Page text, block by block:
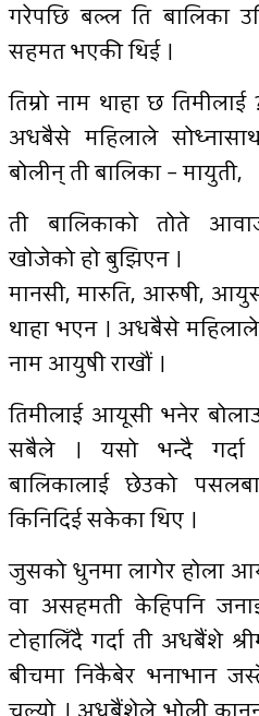
गरेपछि बल्ल ति बालिका
सहमत भएकी थिई ।
तिम्रो नाम थाहा छ
अधबैसे महिलाले
बोलीन् ती बालिका – मायुती,
ती बालिकाको तोते
खोजेको हो बुझिएन ।
मानसी, मारुति, आरुषी,
थाहा भएन । अधबैसे
नाम आयुषी राखौं ।
तिमीलाई आयूसी भनेर
सबैले । यसो भन्दै गर्दा
बालिकालाई छेउको
किनिदिई सकेका थिए ।
जुसको धुनमा लागेर होला
वा असहमती केहिपनि
टोहालिँदै गर्दा ती अधबैंशे
बीचमा निकैबेर भनाभान